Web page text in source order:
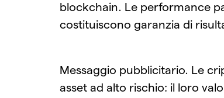
blockchain. Le performance
costituiscono garanzia di
Messaggio pubblicitario. Le
asset ad alto rischio: il loro